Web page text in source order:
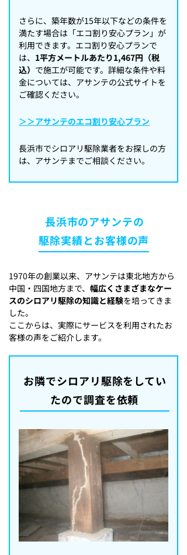
さらに、築年数が15年以下などの条件を
満たす場合は「エコ割り安心プラン」が
利用できます。エコ割り安心プランで
は、 1平方メートルあたり1,467円（税
込） で施工が可能です。詳細な条件や料
金については、アサンテの公式サイトを
ご確認ください。
＞＞アサンテのエコ割り安心プラン
長浜市でシロアリ駆除業者をお探しの方
は、アサンテまでご相談ください。
長浜市のアサンテの
駆除実績とお客様の声
1970年の創業以来、アサンテは東北地方から
中国・四国地方まで、 幅広くさまざまなケー
スのシロアリ駆除の知識と経験を培ってきま
した。
ここからは、実際にサービスを利用されたお
客様の声をご紹介します。
お隣でシロアリ駆除をしてい
たので調査を依頼